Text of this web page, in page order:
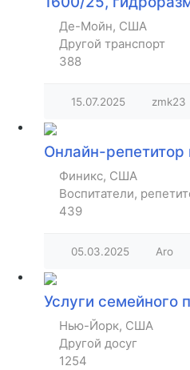
Де-Мойн, США
Другой транспорт
388
15.07.2025 zmk23
Онлайн-репетитор
Финикс, США
Воспитатели,
439
05.03.2025 Aro
Услуги семейного
Нью-Йорк, США
Другой досуг
1254